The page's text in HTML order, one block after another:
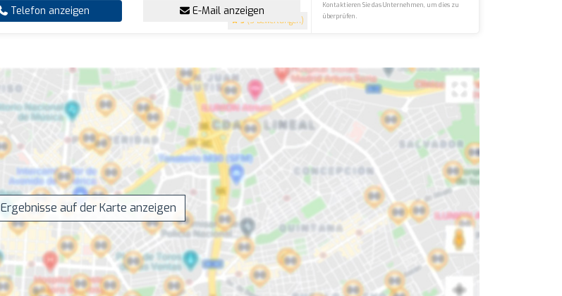
5 (5 Bewertungen)
Telefon anzeigen E-Mail anzeigen
Kontaktieren Sie das Unternehmen, um dies zu
überprüfen.
Ergebnisse auf der Karte anzeigen